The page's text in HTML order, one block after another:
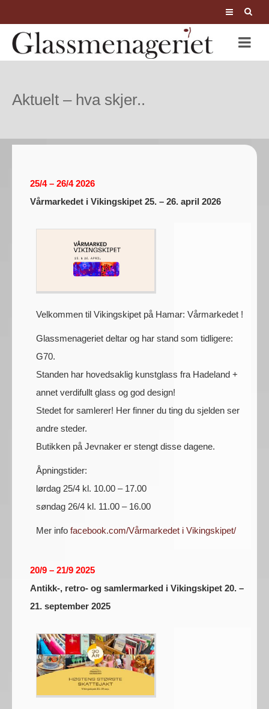
Aktuelt – hva skjer..
25/4 – 26/4 2026
Vårmarkedet i Vikingskipet 25. – 26. april 2026
Velkommen til Vikingskipet på Hamar: Vårmarkedet !
Glassmenageriet deltar og har stand som tidligere:
G70.
Standen har hovedsaklig kunstglass fra Hadeland +
annet verdifullt glass og god design!
Stedet for samlerer! Her finner du ting du sjelden ser
andre steder.
Butikken på Jevnaker er stengt disse dagene.
Åpningstider:
lørdag 25/4 kl. 10.00 – 17.00
søndag 26/4 kl. 11.00 – 16.00
Mer info facebook.com/Vårmarkedet i Vikingskipet/
20/9 – 21/9 2025
Antikk-, retro- og samlermarked i Vikingskipet 20. –
21. september 2025